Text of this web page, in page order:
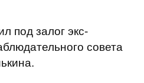
под залог экс-
совета